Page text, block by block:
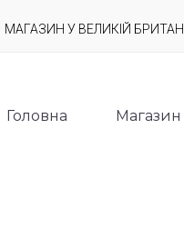
МАГАЗИН У ВЕЛИКІЙ БРИТАНІЇ
Головна Магазин